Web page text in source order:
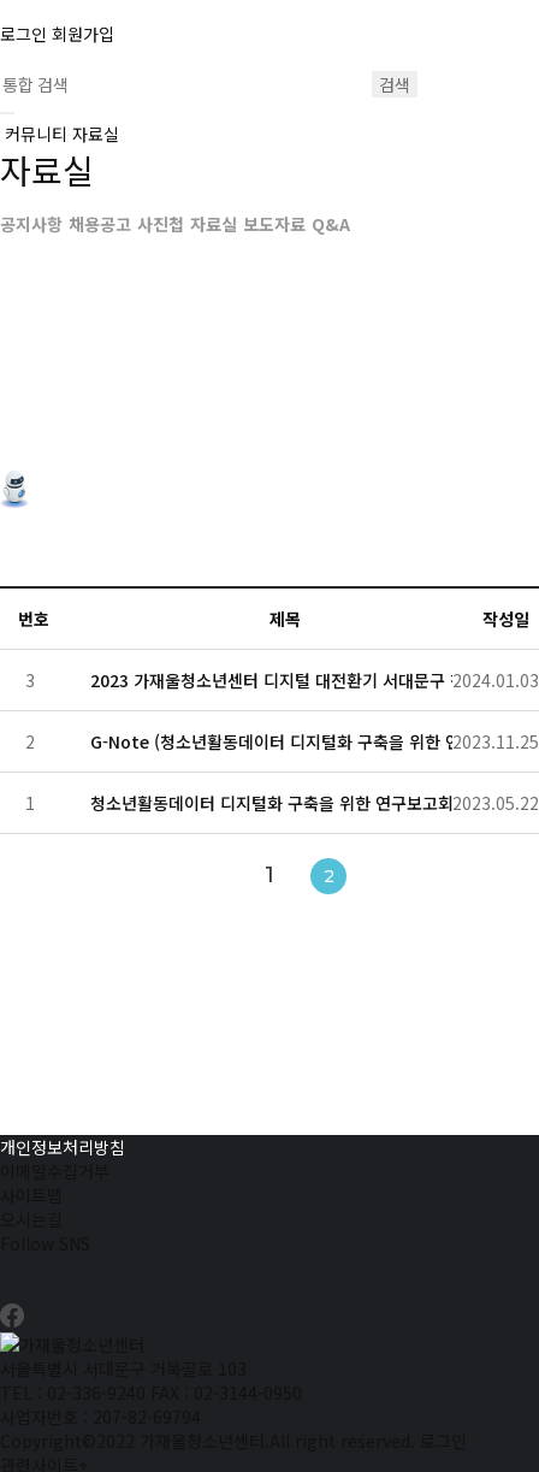
로그인 회원가입
검색
커뮤니티 자료실
자료실
공지사항 채용공고 사진첩 자료실 보도자료 Q&A
번호 제목 작성일
3 2023 가재울청소년센터 디지털 대전환기 서대문구 청소년 실
2024.01.03
2 G-Note (청소년활동데이터 디지털화 구축을 위한 연구 요약 )
2023.11.25
1 청소년활동데이터 디지털화 구축을 위한 연구보고회 자료공유
2023.05.22
1 2
개인정보처리방침